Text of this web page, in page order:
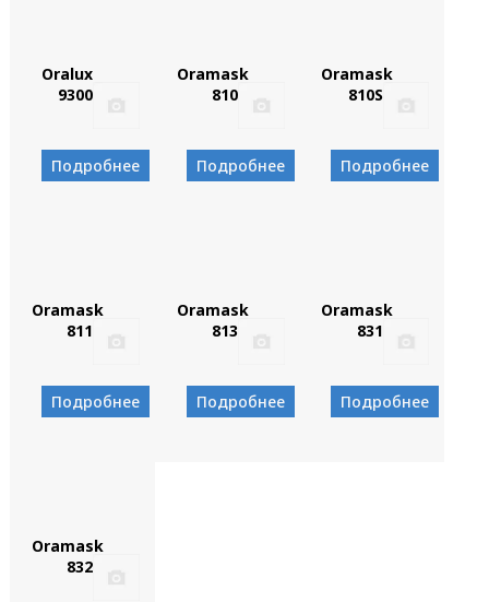
Oralux
9300
Подробнее
Oramask
810
Подробнее
Oramask
810S
Подробнее
Oramask
811
Подробнее
Oramask
813
Подробнее
Oramask
831
Подробнее
Oramask
832